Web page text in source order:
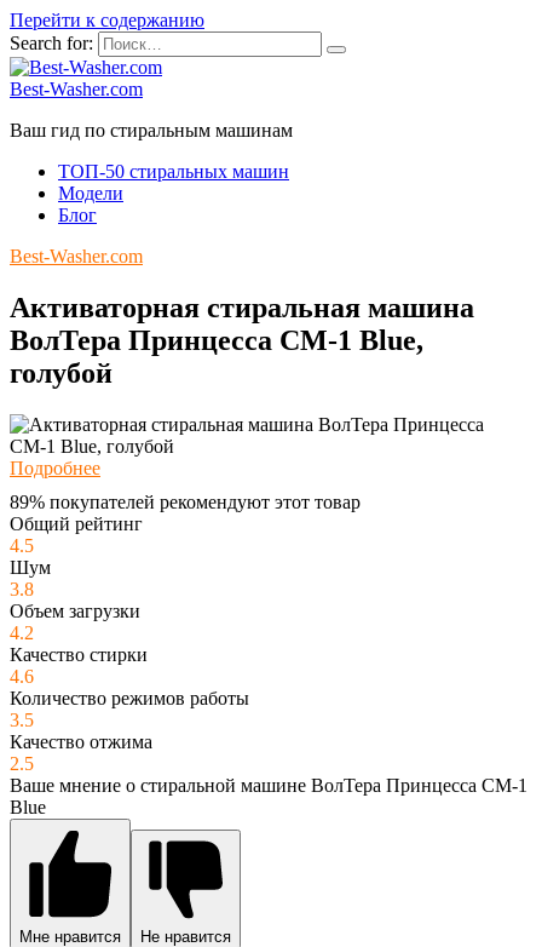
Перейти к содержанию
Search for:
Best-Washer.com
Ваш гид по стиральным машинам
ТОП-50 стиральных машин
Модели
Блог
Best-Washer.com
Активаторная стиральная машина
ВолТера Принцесса СМ-1 Blue,
голубой
Подробнее
89% покупателей рекомендуют этот товар
Общий рейтинг
4.5
Шум
3.8
Объем загрузки
4.2
Качество стирки
4.6
Количество режимов работы
3.5
Качество отжима
2.5
Ваше мнение о стиральной машине ВолТера Принцесса СМ-1
Blue
Мне нравится Не нравится